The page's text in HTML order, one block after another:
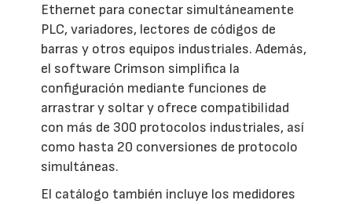
Ethernet para conectar simultáneamente
PLC, variadores, lectores de códigos de
barras y otros equipos industriales. Además,
el software Crimson simplifica la
configuración mediante funciones de
arrastrar y soltar y ofrece compatibilidad
con más de 300 protocolos industriales, así
como hasta 20 conversiones de protocolo
simultáneas.
El catálogo también incluye los medidores